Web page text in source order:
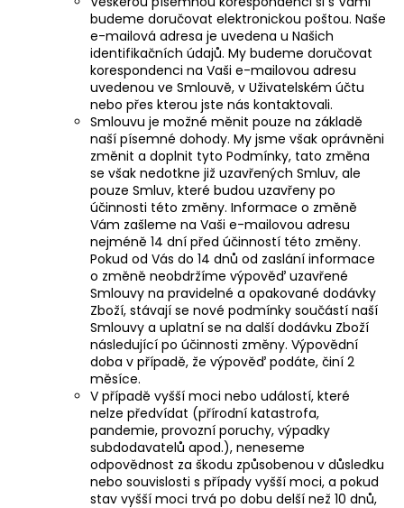
budeme doručovat elektronickou poštou. Naše
e-mailová adresa je uvedena u Našich
identifikačních údajů. My budeme doručovat
korespondenci na Vaši e-mailovou adresu
uvedenou ve Smlouvě, v Uživatelském účtu
nebo přes kterou jste nás kontaktovali.
Smlouvu je možné měnit pouze na základě
naší písemné dohody. My jsme však oprávněni
změnit a doplnit tyto Podmínky, tato změna
se však nedotkne již uzavřených Smluv, ale
pouze Smluv, které budou uzavřeny po
účinnosti této změny. Informace o změně
Vám zašleme na Vaši e-mailovou adresu
nejméně 14 dní před účinností této změny.
Pokud od Vás do 14 dnů od zaslání informace
o změně neobdržíme výpověď uzavřené
Smlouvy na pravidelné a opakované dodávky
Zboží, stávají se nové podmínky součástí naší
Smlouvy a uplatní se na další dodávku Zboží
následující po účinnosti změny. Výpovědní
doba v případě, že výpověď podáte, činí 2
měsíce.
V případě vyšší moci nebo událostí, které
nelze předvídat (přírodní katastrofa,
pandemie, provozní poruchy, výpadky
subdodavatelů apod.), neneseme
odpovědnost za škodu způsobenou v důsledku
nebo souvislosti s případy vyšší moci, a pokud
stav vyšší moci trvá po dobu delší než 10 dnů,